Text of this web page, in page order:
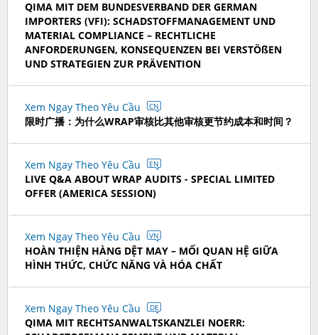
QIMA MIT DEM BUNDESVERBAND DER GERMAN
IMPORTERS (VFI): SCHADSTOFFMANAGEMENT UND
MATERIAL COMPLIANCE – RECHTLICHE
ANFORDERUNGEN, KONSEQUENZEN BEI VERSTÖßEN
UND STRATEGIEN ZUR PRÄVENTION
Xem Ngay Theo Yêu Cầu CN
限时广播：为什么WRAP审核比其他审核更节约成本和时间？
Xem Ngay Theo Yêu Cầu EN
LIVE Q&A ABOUT WRAP AUDITS - SPECIAL LIMITED
OFFER (AMERICA SESSION)
Xem Ngay Theo Yêu Cầu VN
HOÀN THIỆN HÀNG DỆT MAY – MỐI QUAN HỆ GIỮA
HÌNH THỨC, CHỨC NĂNG VÀ HÓA CHẤT
Xem Ngay Theo Yêu Cầu DE
QIMA MIT RECHTSANWALTSKANZLEI NOERR: